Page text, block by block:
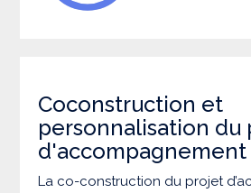
Coconstruction et
personnalisation du
d'accompagnement
La co-construction du projet